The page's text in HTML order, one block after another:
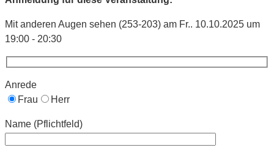
Mit anderen Augen sehen (253-203) am Fr.. 10.10.2025 um
19:00 - 20:30
Anrede
Frau
Herr
Name (Pflichtfeld)